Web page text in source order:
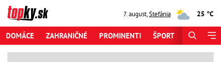
7. august,Štefánia 25 °C
DOMÁCE ZAHRANIČNÉ PROMINENTI ŠPORT